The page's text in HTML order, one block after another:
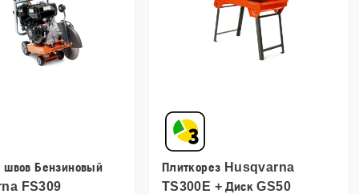
швов Бензиновый
FS309
Плиткорез Husqvarna
TS300E + Диск GS50